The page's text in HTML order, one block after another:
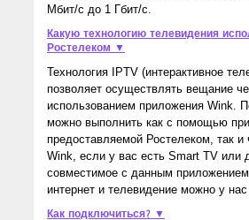
Мбит/с до 1 Гбит/с.
Какую технологию телевидения
Ростелеком ▼
Технология IPTV (интерактивное
позволяет осуществлять вещание
использованием приложения Wink.
можно выполнить как с помощью
предоставляемой Ростелеком, так и
Wink, если у вас есть Smart TV или
совместимое с данным
интернет и телевидение можно у
Как подключиться? ▼